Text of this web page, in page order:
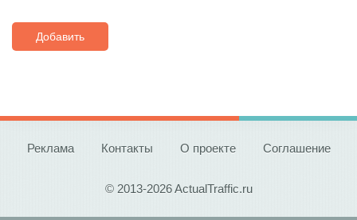
Добавить
Реклама Контакты О проекте Соглашение
© 2013-2026 ActualTraffic.ru